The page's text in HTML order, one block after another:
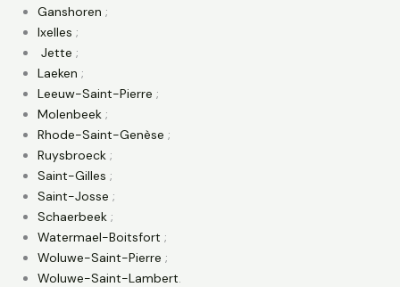
Ganshoren ;
Ixelles ;
Jette ;
Laeken ;
Leeuw-Saint-Pierre ;
Molenbeek ;
Rhode-Saint-Genèse ;
Ruysbroeck ;
Saint-Gilles ;
Saint-Josse ;
Schaerbeek ;
Watermael-Boitsfort ;
Woluwe-Saint-Pierre ;
Woluwe-Saint-Lambert.